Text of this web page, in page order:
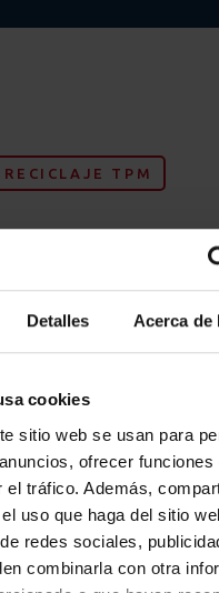
Detalles Acerca de
cookies
sitio web se usan para
ofrecer funciones
el tráfico. Además,
uso que haga del sitio
redes sociales,
combinarla con otra
RECICLAJE TPM
curso C.3 -
forja - 20
preventivas.
entorno del lugar de
las tareas desde un
entre actividades
o sucesivas.